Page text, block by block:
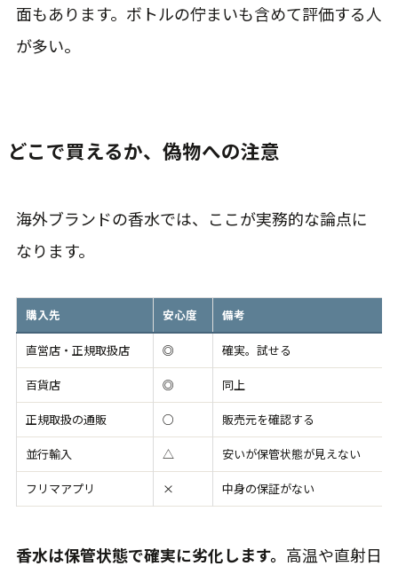
面もあります。ボトルの佇まいも含めて評価する人
が多い。
どこで買えるか、偽物への注意
海外ブランドの香水では、ここが実務的な論点に
なります。
購入先 安心度 備考
直営店・正規取扱店 ◎ 確実。試せる
百貨店 ◎ 同上
正規取扱の通販 ○ 販売元を確認する
並行輸入 △ 安いが保管状態が見えない
フリマアプリ × 中身の保証がない
香水は保管状態で確実に劣化します。 高温や直射日